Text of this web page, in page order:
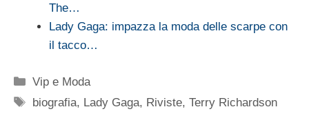
The…
Lady Gaga: impazza la moda delle scarpe con
il tacco…
Categorie
Vip e Moda
Tag
biografia, Lady Gaga, Riviste,Terry Richardson